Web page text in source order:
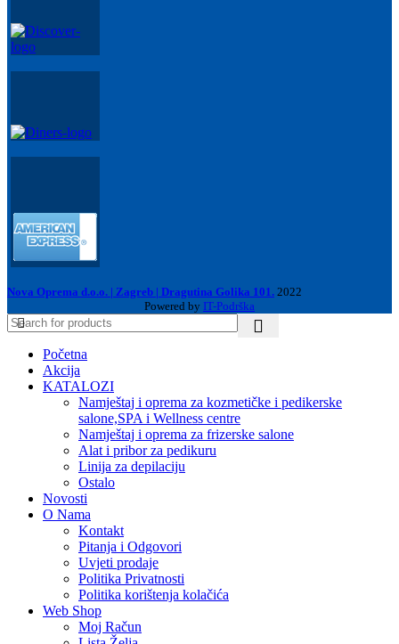
Nova Oprema d.o.o. | Zagreb | Dragutina Golika 101. 2022
Powered by IT-Podrška
Početna
Akcija
KATALOZI
Namještaj i oprema za kozmetičke i pedikerske
salone,SPA i Wellness centre
Namještaj i oprema za frizerske salone
Alat i pribor za pedikuru
Linija za depilaciju
Ostalo
Novosti
O Nama
Kontakt
Pitanja i Odgovori
Uvjeti prodaje
Politika Privatnosti
Politika korištenja kolačića
Web Shop
Moj Račun